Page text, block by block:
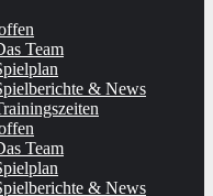
Team
& News
Team
& News